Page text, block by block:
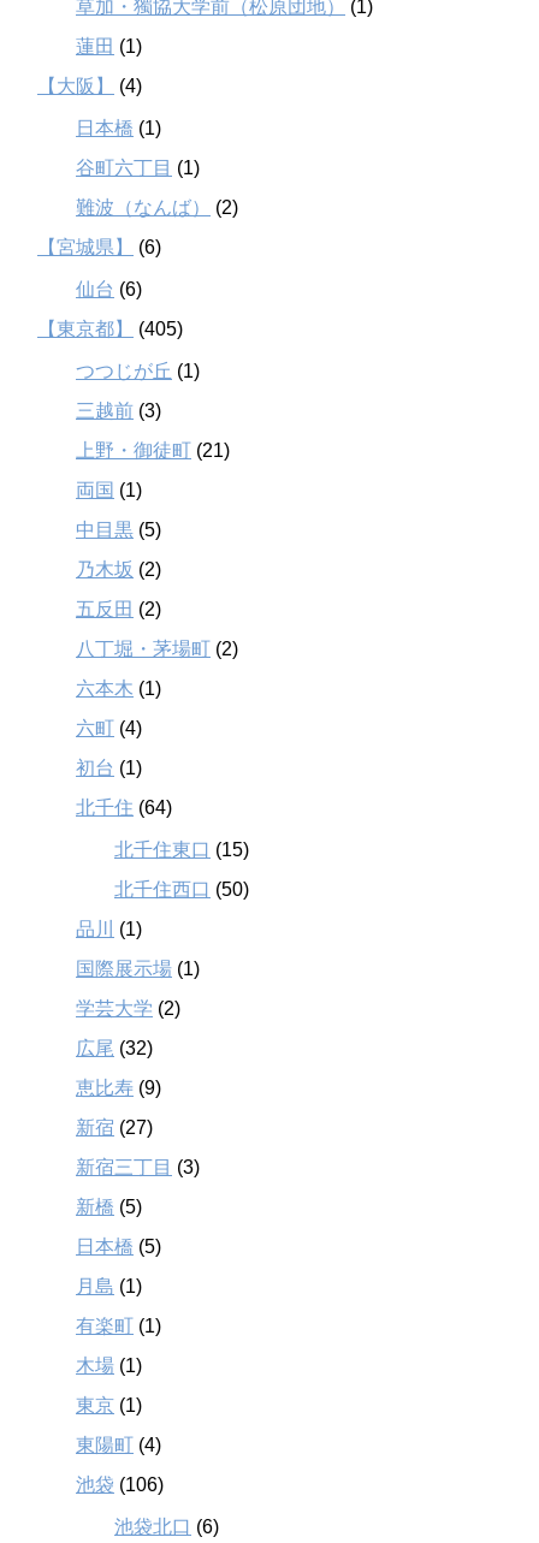
草加・獨協大学前（松原団地）
(1)
蓮田 (1)
【大阪】
(4)
日本橋 (1)
谷町六丁目 (1)
難波（なんば）
(2)
【宮城県】
(6)
仙台 (6)
【東京都】
(405)
つつじが丘 (1)
三越前 (3)
上野・御徒町 (21)
両国 (1)
中目黒 (5)
乃木坂 (2)
五反田 (2)
八丁堀・茅場町 (2)
六本木 (1)
六町 (4)
初台 (1)
北千住 (64)
北千住東口 (15)
北千住西口 (50)
品川
(1)
国際展示場 (1)
学芸大学 (2)
広尾 (32)
恵比寿 (9)
新宿 (27)
新宿三丁目 (3)
新橋 (5)
日本橋 (5)
月島 (1)
有楽町 (1)
木場 (1)
東京 (1)
東陽町 (4)
池袋 (106)
池袋北口 (6)